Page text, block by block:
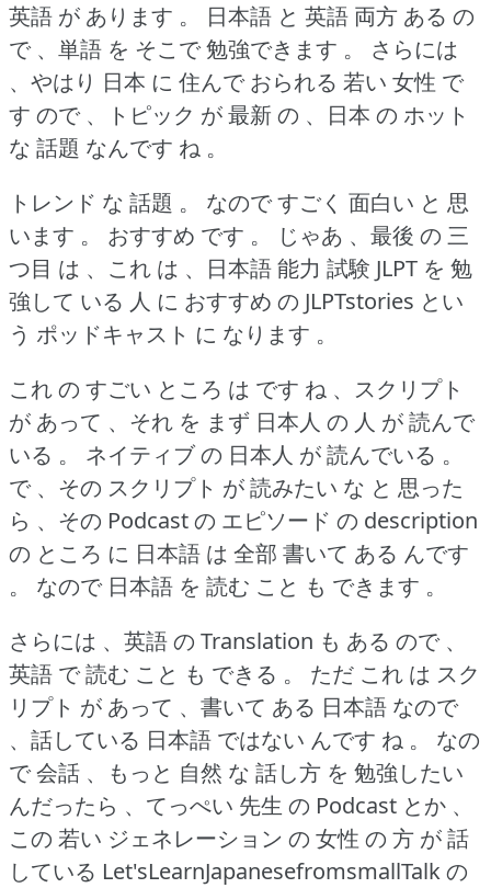
英語 が あります 。
日本語 と 英語 両方 ある の
で 、単語 を そこで 勉強できます 。
さらには
、やはり 日本 に 住んで おられる 若い 女性 で
す ので 、トピック が 最新 の 、日本 の ホット
な 話題 なんです ね 。
トレンド な 話題 。
なので すごく 面白い と 思
います 。
おすすめ です 。
じゃあ 、最後 の 三
つ目 は 、これ は 、日本語 能力 試験 JLPT を 勉
強して いる 人 に おすすめ の JLPTstories とい
う ポッドキャスト に なります 。
これ の すごい ところ は です ね 、スクリプト
が あって 、それ を まず 日本人 の 人 が 読んで
いる 。
ネイティブ の 日本人 が 読んでいる 。
で 、その スクリプト が 読みたい な と 思った
ら 、その Podcast の エピソード の description
の ところ に 日本語 は 全部 書いて ある んです
。
なので 日本語 を 読む こと も できます 。
さらには 、英語 の Translation も ある ので 、
英語 で 読む こと も できる 。
ただ これ は スク
リプト が あって 、書いて ある 日本語 なので
、話している 日本語 ではない んです ね 。
なの
で 会話 、もっと 自然 な 話し方 を 勉強したい
んだったら 、てっぺい 先生 の Podcast とか 、
この 若い ジェネレーション の 女性 の 方 が 話
している Let'sLearnJapanesefromsmallTalk の